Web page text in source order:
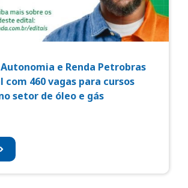
e Renda Petrobras
com 460 vagas para cursos
setor de óleo e gás